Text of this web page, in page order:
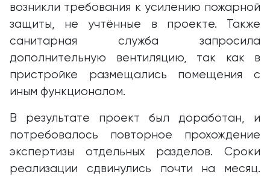
возникли требования к усилению пожарной
защиты, не учтённые в проекте. Также
санитарная служба запросила
дополнительную вентиляцию, так как в
пристройке размещались помещения с
иным функционалом.
В результате проект был доработан, и
потребовалось повторное прохождение
экспертизы отдельных разделов. Сроки
реализации сдвинулись почти на месяц.